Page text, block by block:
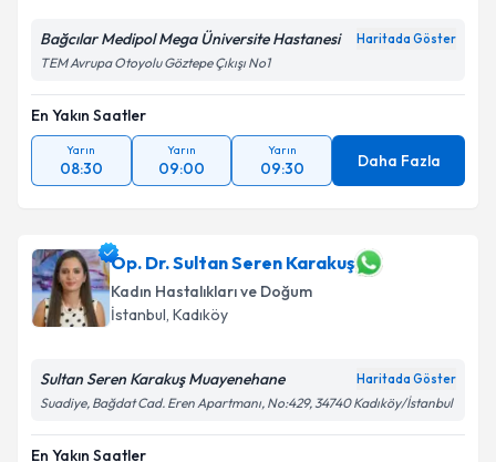
Bağcılar Medipol Mega Üniversite Hastanesi Haritada Göster
TEM Avrupa Otoyolu Göztepe Çıkışı No1
En Yakın Saatler
Yarın
08:30
Yarın
09:00
Yarın
09:30 Daha Fazla
Op. Dr. Sultan Seren Karakuş
Kadın Hastalıkları ve Doğum
İstanbul, Kadıköy
Sultan Seren Karakuş Muayenehane Haritada Göster
Suadiye, Bağdat Cad. Eren Apartmanı, No:429, 34740 Kadıköy/İstanbul
En Yakın Saatler